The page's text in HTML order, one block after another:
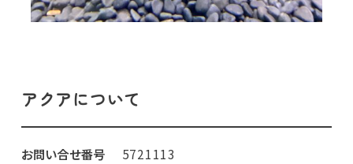
アクアについて
お問い合せ番号
5721113